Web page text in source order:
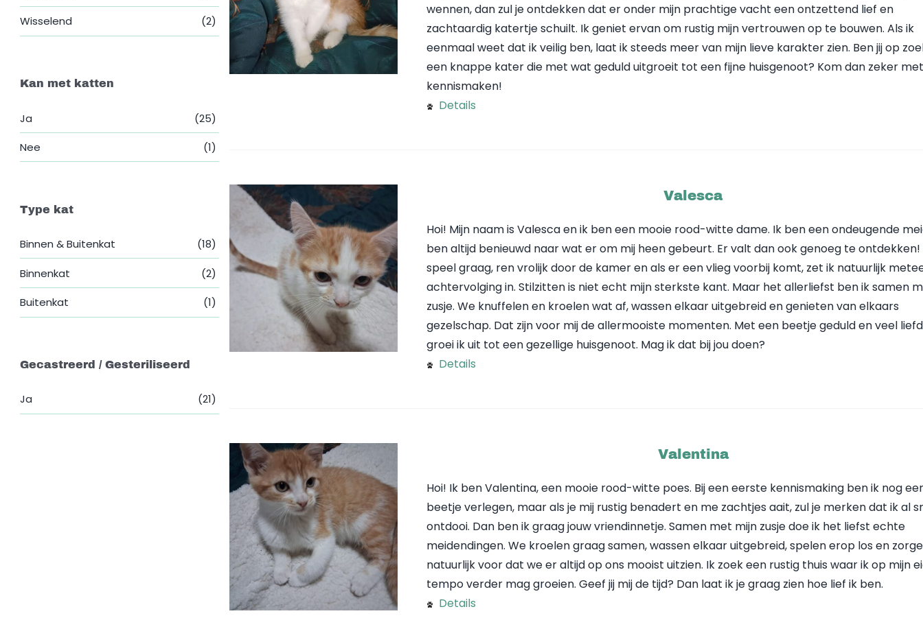
Wisselend (2)
Kan met katten
Ja (25)
Nee (1)
Type kat
Binnen & Buitenkat (18)
Binnenkat (2)
Buitenkat (1)
Gecastreerd / Gesteriliseerd
Ja (21)
wennen, dan zul je ontdekken dat er onder mijn prachtige vacht een ontzettend lief en
zachtaardig katertje schuilt. Ik geniet ervan om rustig mijn vertrouwen op te bouwen. Als ik
eenmaal weet dat ik veilig ben, laat ik steeds meer van mijn lieve karakter zien. Ben jij op
een knappe kater die met wat geduld uitgroeit tot een fijne huisgenoot? Kom dan zeker
kennismaken!
Details
Valesca
Hoi! Mijn naam is Valesca en ik ben een mooie rood-witte dame. Ik ben een ondeugende
ben altijd benieuwd naar wat er om mij heen gebeurt. Er valt dan ook genoeg te ontdekken!
speel graag, ren vrolijk door de kamer en als er een vlieg voorbij komt, zet ik natuurlijk
achtervolging in. Stilzitten is niet echt mijn sterkste kant. Maar het allerliefst ben ik samen
zusje. We knuffelen en kroelen wat af, wassen elkaar uitgebreid en genieten van elkaars
gezelschap. Dat zijn voor mij de allermooiste momenten. Met een beetje geduld en veel
groei ik uit tot een gezellige huisgenoot. Mag ik dat bij jou doen?
Details
Valentina
Hoi! Ik ben Valentina, een mooie rood-witte poes. Bij een eerste kennismaking ben ik nog
beetje verlegen, maar als je mij rustig benadert en me zachtjes aait, zul je merken dat ik al
ontdooi. Dan ben ik graag jouw vriendinnetje. Samen met mijn zusje doe ik het liefst echte
meidendingen. We kroelen graag samen, wassen elkaar uitgebreid, spelen erop los en
natuurlijk voor dat we er altijd op ons mooist uitzien. Ik zoek een rustig thuis waar ik op mijn
tempo verder mag groeien. Geef jij mij de tijd? Dan laat ik je graag zien hoe lief ik ben.
Details